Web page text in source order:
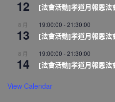
12 [法會活動]孝道月報恩法
8 月
13
19:00:00 -21:30:00
[法會活動]孝道月報恩法
8 月
14
19:00:00 -21:30:00
[法會活動]孝道月報恩法
View Calendar